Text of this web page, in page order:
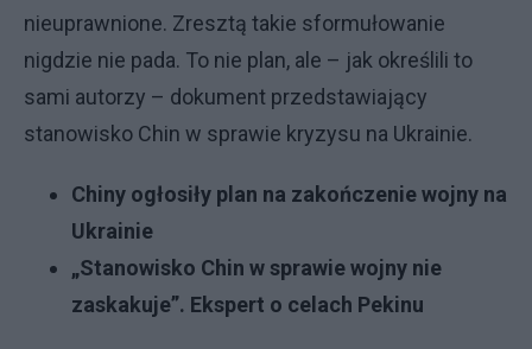
nieuprawnione. Zresztą takie sformułowanie
nigdzie nie pada. To nie plan, ale – jak określili to
sami autorzy – dokument przedstawiający
stanowisko Chin w sprawie kryzysu na Ukrainie.
Chiny ogłosiły plan na zakończenie wojny na
Ukrainie
„Stanowisko Chin w sprawie wojny nie
zaskakuje”. Ekspert o celach Pekinu